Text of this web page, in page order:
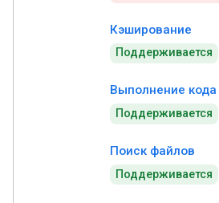
Кэширование
Поддерживается
Выполнение кода
Поддерживается
Поиск файлов
Поддерживается